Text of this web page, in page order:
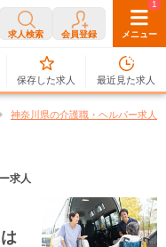
求人検索 会員登録 メニュー
0
保存した求人
1
最近見た求人
神奈川県の介護職・ヘルパー求人
求人